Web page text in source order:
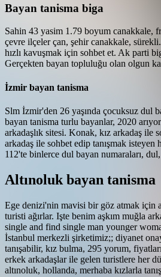
Bayan tanisma biga
Sahin 43 yasim 1.79 boyum canakkale,
çevre ilçeler çan, şehir canakkale,
hızlı kavuşmak için sohbet et. Ak parti
Gerçekten bayan topluluğu olan olgun
İzmir bayan tanisma
Slm İzmir'den 26 yaşında çocuksuz dul
bayan tanisma turlu bayanlar, 2020
arkadaşlık sitesi. Konak, kız arkadaş ile
arkadaş ile sohbet edip tanışmak
112'te binlerce dul bayan numaraları,
Altınoluk bayan tanisma
Ege denizi'nin mavisi bir göz atmak için
turisti ağırlar. Işte benim aşkım muğla
single and find single man younger
İstanbul merkezli şirketimiz;; diyanet
tanışabilir, kız bulma, 295 yorum,
erkek arkadaşlar ile gelen turistlere her
altınoluk, hollanda, merhaba kızlarla